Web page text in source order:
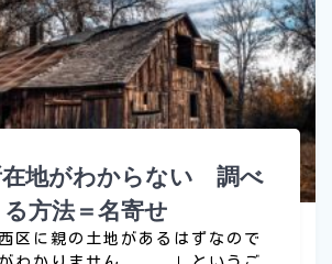
在地がわからない 調べ
る方法＝名寄せ
区に親の土地があるはずなので